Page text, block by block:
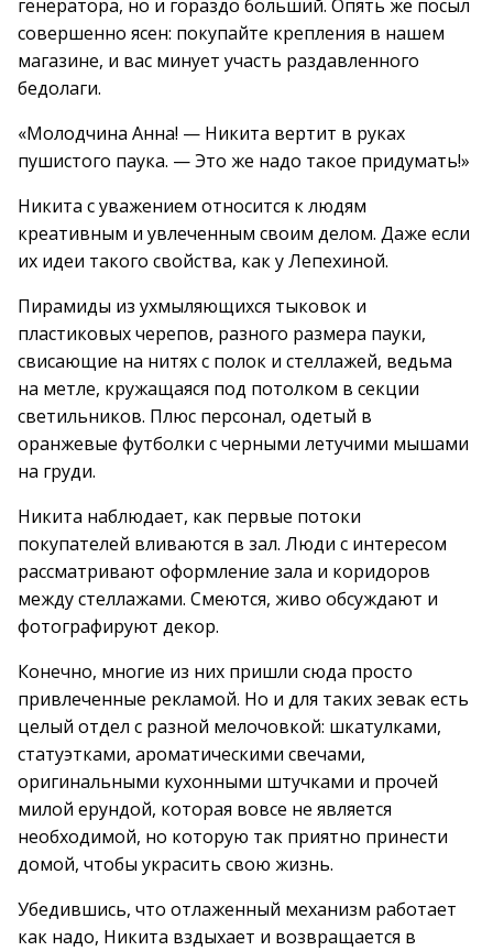
генератора, но и гораздо больший. Опять же посыл
совершенно ясен: покупайте крепления в нашем
магазине, и вас минует участь раздавленного
бедолаги.
«Молодчина Анна! — Никита вертит в руках
пушистого паука. — Это же надо такое придумать!»
Никита с уважением относится к людям
креативным и увлеченным своим делом. Даже если
их идеи такого свойства, как у Лепехиной.
Пирамиды из ухмыляющихся тыковок и
пластиковых черепов, разного размера пауки,
свисающие на нитях с полок и стеллажей, ведьма
на метле, кружащаяся под потолком в секции
светильников. Плюс персонал, одетый в
оранжевые футболки с черными летучими мышами
на груди.
Никита наблюдает, как первые потоки
покупателей вливаются в зал. Люди с интересом
рассматривают оформление зала и коридоров
между стеллажами. Смеются, живо обсуждают и
фотографируют декор.
Конечно, многие из них пришли сюда просто
привлеченные рекламой. Но и для таких зевак есть
целый отдел с разной мелочовкой: шкатулками,
статуэтками, ароматическими свечами,
оригинальными кухонными штучками и прочей
милой ерундой, которая вовсе не является
необходимой, но которую так приятно принести
домой, чтобы украсить свою жизнь.
Убедившись, что отлаженный механизм работает
как надо, Никита вздыхает и возвращается в